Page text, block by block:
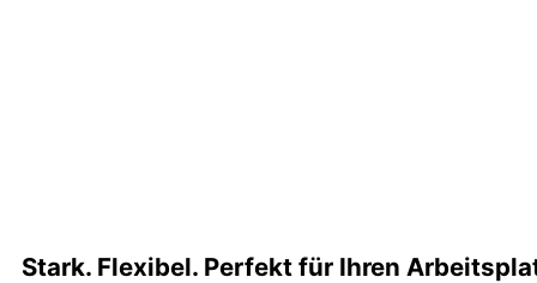
Stark. Flexibel. Perfekt für Ihren